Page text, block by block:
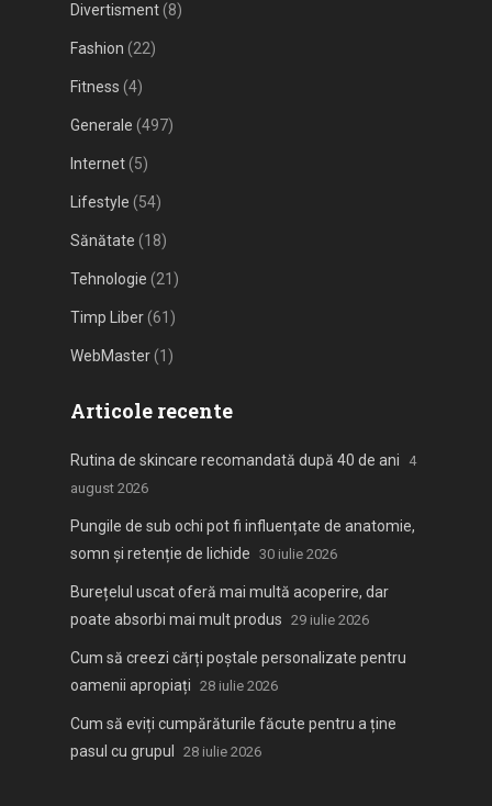
Divertisment(8)
Fashion (22)
Fitness (4)
Generale (497)
Internet(5)
Lifestyle (54)
Sănătate (18)
Tehnologie (21)
Timp Liber(61)
WebMaster(1)
Articole recente
Rutina de skincare recomandată după 40 de ani
4
august 2026
Pungile de sub ochi pot fi influențate de anatomie,
somn și retenție de lichide 30 iulie 2026
Burețelul uscat oferă mai multă acoperire, dar
poate absorbi mai mult produs 29 iulie 2026
Cum să creezi cărți poștale personalizate pentru
oamenii apropiați 28 iulie 2026
Cum să eviți cumpărăturile făcute pentru a ține
pasul cu grupul
28 iulie 2026